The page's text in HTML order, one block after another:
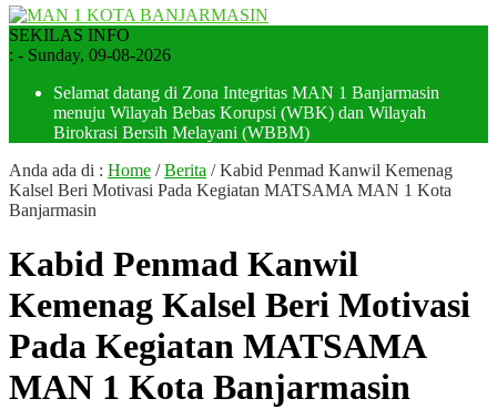
SEKILAS INFO
: - Sunday, 09-08-2026
Selamat datang di Zona Integritas MAN 1 Banjarmasin
menuju Wilayah Bebas Korupsi (WBK) dan Wilayah
Birokrasi Bersih Melayani (WBBM)
Anda ada di : Home /Berita /Kabid Penmad Kanwil Kemenag
Kalsel Beri Motivasi Pada Kegiatan MATSAMA MAN 1 Kota
Banjarmasin
Kabid Penmad Kanwil
Kemenag Kalsel Beri Motivasi
Pada Kegiatan MATSAMA
MAN 1 Kota Banjarmasin